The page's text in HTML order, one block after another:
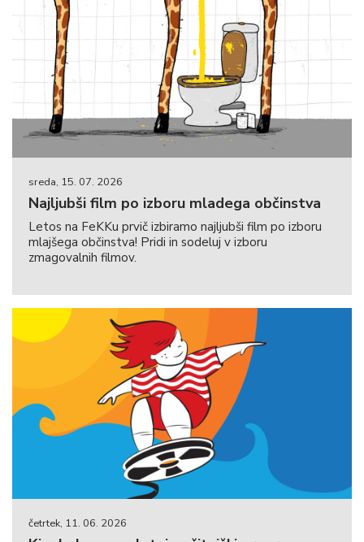
sreda, 15. 07. 2026
Najljubši film po izboru mladega občinstva
Letos na FeKKu prvič izbiramo najljubši film po izboru
mlajšega občinstva! Pridi in sodeluj v izboru
zmagovalnih filmov.
četrtek, 11. 06. 2026